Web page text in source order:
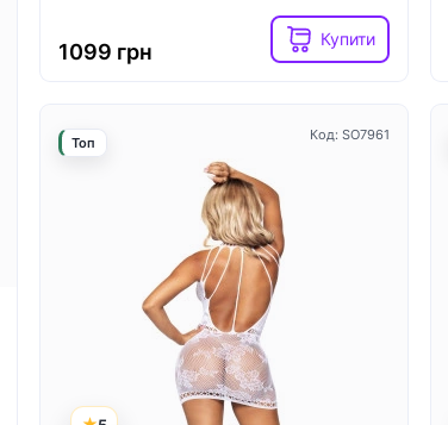
Немає в наявності
Вакуумний вібратор-кролик
Satisfyer Pro Plus G-Spot Rabbit,
перший кролик із вакуумом та
1099 грн
Купити
Код: SO7961
Топ